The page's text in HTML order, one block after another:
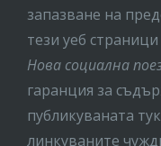
запазване на
тези уеб
Нова социална
гаранция за
публикуваната
линкуваните